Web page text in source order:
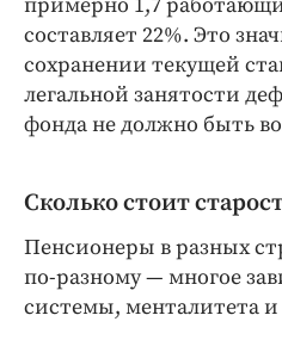
примерно 1,7
составляет 22%. Это
сохранении текущей
легальной занятости
фонда не должно быть
Сколько стоит
Пенсионеры в разных
по-разному — многое
системы, менталитета